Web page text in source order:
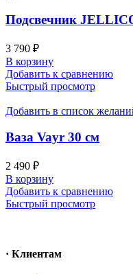
Подсвечник
3 790 ₽
В корзину
Добавить к сравнению
Быстрый просмотр
Добавить в список
Ваза Vayr 30 см
2 490 ₽
В корзину
Добавить к сравнению
Быстрый просмотр
· Клиентам